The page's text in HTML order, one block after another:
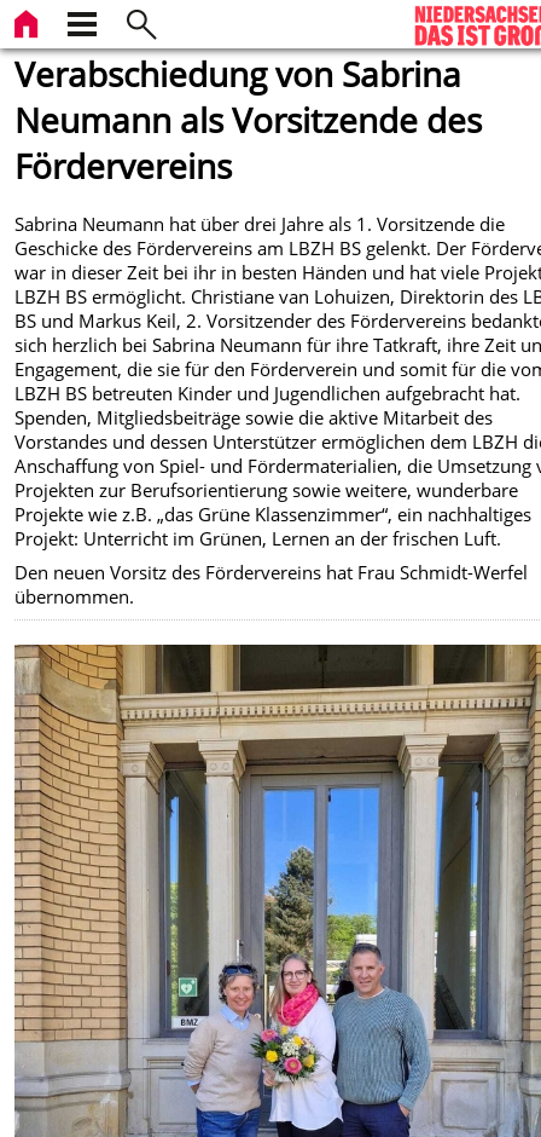
Verabschiedung von Sabrina
Neumann als Vorsitzende des
Fördervereins
Sabrina Neumann hat über drei Jahre als 1. Vorsitzende die
Geschicke des Fördervereins am LBZH BS gelenkt. Der
war in dieser Zeit bei ihr in besten Händen und hat viele
LBZH BS ermöglicht. Christiane van Lohuizen, Direktorin des
BS und Markus Keil, 2. Vorsitzender des Fördervereins
sich herzlich bei Sabrina Neumann für ihre Tatkraft, ihre Zeit
Engagement, die sie für den Förderverein und somit für die
LBZH BS betreuten Kinder und Jugendlichen aufgebracht hat.
Spenden, Mitgliedsbeiträge sowie die aktive Mitarbeit des
Vorstandes und dessen Unterstützer ermöglichen dem LBZH
Anschaffung von Spiel- und Fördermaterialien, die Umsetzung
Projekten zur Berufsorientierung sowie weitere, wunderbare
Projekte wie z.B. „das Grüne Klassenzimmer“, ein nachhaltiges
Projekt: Unterricht im Grünen, Lernen an der fri­schen Luft.
Den neuen Vorsitz des Fördervereins hat Frau Schmidt-Werfel
übernommen.